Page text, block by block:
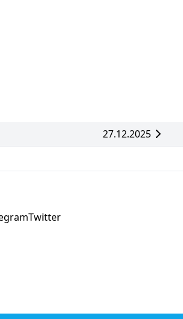
27.12.2025
Twitter